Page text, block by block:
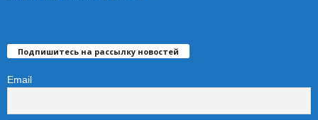
Подпишитесь на рассылку новостей
Email